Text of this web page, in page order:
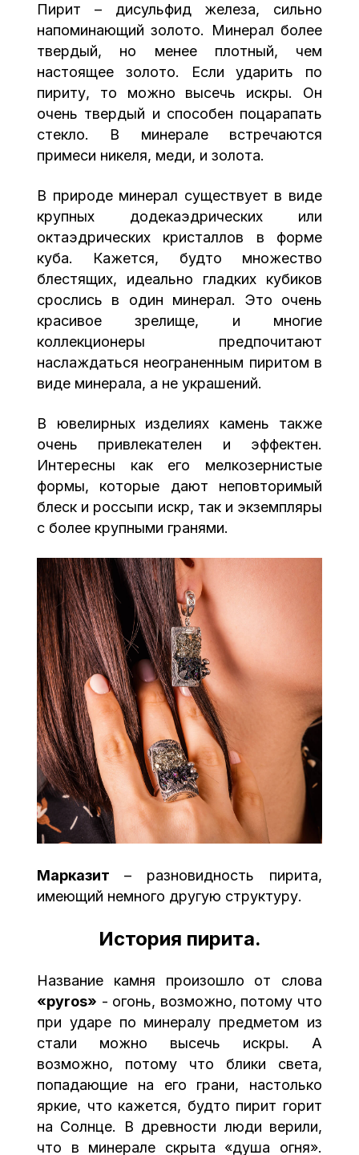
Пирит – дисульфид железа, сильно
напоминающий золото. Минерал более
твердый, но менее плотный, чем
настоящее золото. Если ударить по
пириту, то можно высечь искры. Он
очень твердый и способен поцарапать
стекло. В минерале встречаются
примеси никеля, меди, и золота.
В природе минерал существует в виде
крупных додекаэдрических или
октаэдрических кристаллов в форме
куба. Кажется, будто множество
блестящих, идеально гладких кубиков
срослись в один минерал. Это очень
красивое зрелище, и многие
коллекционеры предпочитают
наслаждаться неограненным пиритом в
виде минерала, а не украшений.
В ювелирных изделиях камень также
очень привлекателен и эффектен.
Интересны как его мелкозернистые
формы, которые дают неповторимый
блеск и россыпи искр, так и экземпляры
с более крупными гранями.
Марказит – разновидность пирита,
имеющий немного другую структуру.
История пирита.
Название камня произошло от слова
«pyros» - огонь, возможно, потому что
при ударе по минералу предметом из
стали можно высечь искры. А
возможно, потому что блики света,
попадающие на его грани, настолько
яркие, что кажется, будто пирит горит
на Солнце. В древности люди верили,
что в минерале скрыта «душа огня».